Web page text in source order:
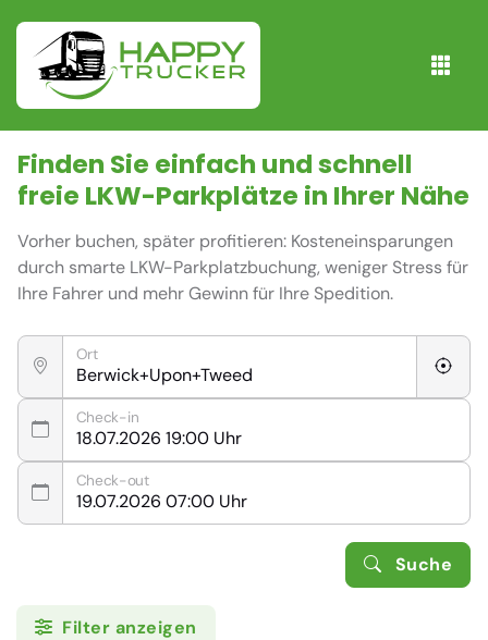
Finden Sie einfach und schnell
freie LKW-Parkplätze in Ihrer Nähe
Vorher buchen, später profitieren: Kosteneinsparungen
durch smarte LKW-Parkplatzbuchung, weniger Stress für
Ihre Fahrer und mehr Gewinn für Ihre Spedition.
Ort
Check-in
Check-out
Suche
Filter anzeigen